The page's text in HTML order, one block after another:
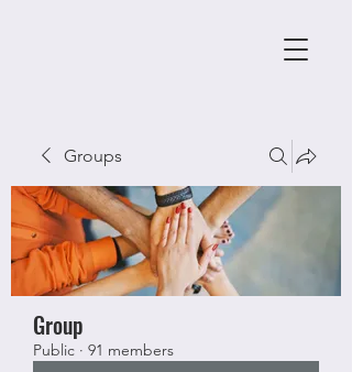
Groups
Group
Public · 91 members